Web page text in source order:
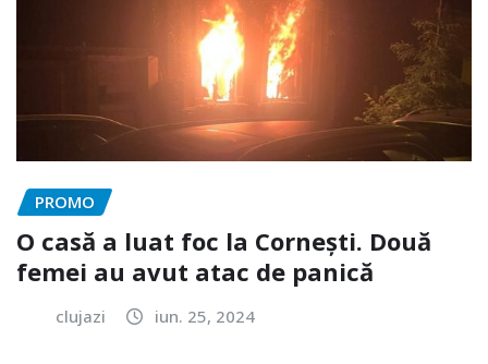
PROMO
O casă a luat foc la Cornești. Două
femei au avut atac de panică
clujazi iun. 25, 2024